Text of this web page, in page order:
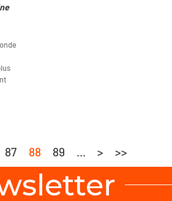
87 88 89 ... > >>